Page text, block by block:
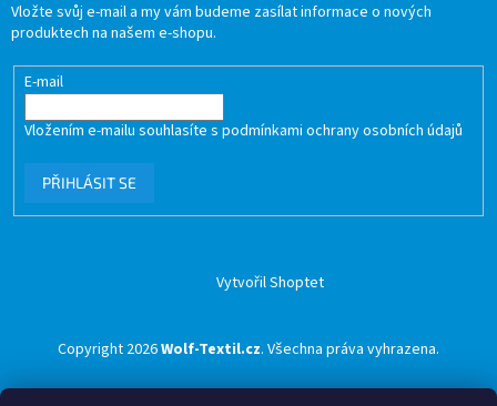
Vložte svůj e-mail a my vám budeme zasílat informace o nových
produktech na našem e-shopu.
E-mail
Vložením e-mailu souhlasíte s podmínkami ochrany osobních údajů
PŘIHLÁSIT SE
Vytvořil Shoptet
Copyright 2026Wolf-Textil.cz. Všechna práva vyhrazena.